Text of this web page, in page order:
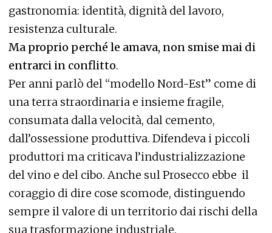
gastronomia: identità, dignità del lavoro,
resistenza culturale.
Ma proprio perché le amava, non smise mai di
entrarci in conflitto.
Per anni parlò del “modello Nord-Est” come di
una terra straordinaria e insieme fragile,
consumata dalla velocità, dal cemento,
dall’ossessione produttiva. Difendeva i piccoli
produttori ma criticava l’industrializzazione
del vino e del cibo. Anche sul Prosecco ebbe il
coraggio di dire cose scomode, distinguendo
sempre il valore di un territorio dai rischi della
sua trasformazione industriale.